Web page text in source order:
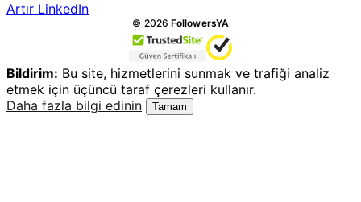
Artır LinkedIn
Tüm hakları saklıdır.
© 2026FollowersYA
Bildirim: Bu site, hizmetlerini sunmak ve trafiği analiz
etmek için üçüncü taraf çerezleri kullanır.
Daha fazla bilgi edinin
Tamam